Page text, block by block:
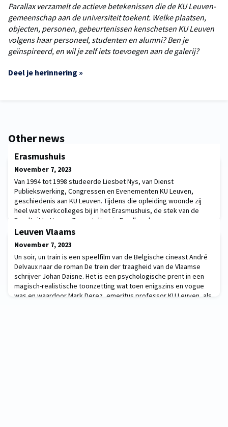
Parallax verzamelt de actieve betekenissen die de KU Leuven-
gemeenschap aan de universiteit toekent. Welke plaatsen,
objecten, personen, gebeurtenissen kenschetsen KU Leuven
volgens haar personeel, studenten en alumni? Ben je
geïnspireerd, en wil je zelf iets toevoegen aan de galerij?
Deel je herinnering »
Other news
Erasmushuis
November 7, 2023
Van 1994 tot 1998 studeerde Liesbet Nys, van Dienst
Publiekswerking, Congressen en Evenementen KU Leuven,
geschiedenis aan KU Leuven. Tijdens die opleiding woonde zij
heel wat werkcolleges bij in het Erasmushuis, de stek van de
Faculteit Letteren. Zo vertelt ze in Parallax, de
herinneringsgallerij van Metaforum. Van 1994 tot 1998 studeerde
Leuven Vlaams
November 7, 2023
Un soir, un train is een speelfilm van de Belgische cineast André
Delvaux naar de roman De trein der traagheid van de Vlaamse
schrijver Johan Daisne. Het is een psychologische prent in een
magisch-realistische toonzetting wat toen enigszins en vogue
was en waardoor Mark Derez, emeritus professor KU Leuven, als